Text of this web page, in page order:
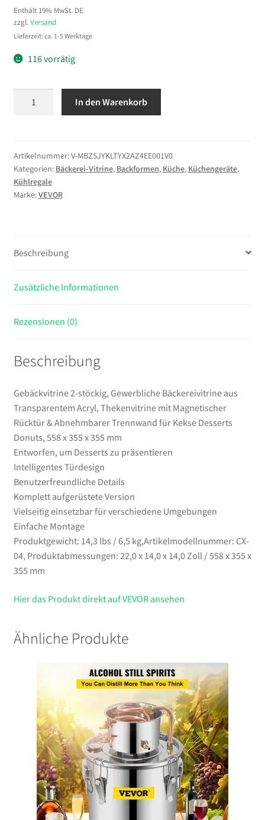
Enthält 19% MwSt. DE
zzgl. Versand
Lieferzeit: ca. 1-5 Werktage
116 vorrätig
Gewerbliche
Bäckereivitrine
aus
Transparentem
Magnetischer
&
Trennwand
Desserts
558
x
355
x
355
mm
Menge
In den Warenkorb
Artikelnummer:V-MBZSJYKLTYX2AZ4EE001V0
Kategorien: Bäckerei-Vitrine, Backformen, Küche, Küchengeräte,
Kühlregale
Marke:VEVOR
Beschreibung
Zusätzliche Informationen
Rezensionen (0)
Beschreibung
Gebäckvitrine 2-stöckig, Gewerbliche Bäckereivitrine aus
Transparentem Acryl, Thekenvitrine mit Magnetischer
Rücktür & Abnehmbarer Trennwand für Kekse Desserts
Donuts, 558 x 355 x 355 mm
Entworfen, um Desserts zu präsentieren
Intelligentes Türdesign
Benutzerfreundliche Details
Komplett aufgerüstete Version
Vielseitig einsetzbar für verschiedene Umgebungen
Einfache Montage
Produktgewicht: 14,3 lbs / 6,5 kg,Artikelmodellnummer: CX-
04, Produktabmessungen: 22,0 x 14,0 x 14,0 Zoll / 558 x 355 x
355 mm
Hier das Produkt direkt auf VEVOR ansehen
Ähnliche Produkte